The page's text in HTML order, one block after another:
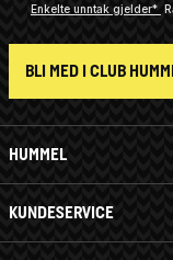
HUMMEL
KUNDESERVICE
Enkelte unntak gjelder*
BLI MED I CLUB